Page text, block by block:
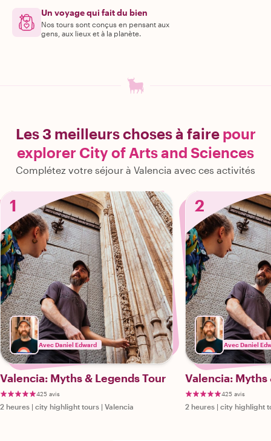
Un voyage qui fait du bien
Nos tours sont conçus en pensant aux
gens, aux lieux et à la planète.
Les 3 meilleurs choses à faire pour
explorer City of Arts and Sciences
Complétez votre séjour à Valencia avec ces activités
1
Avec Daniel Edward
Valencia: Myths & Legends Tour
425 avis
2 heures | city highlight tours | Valencia
2
Avec Daniel
Valencia: Myths
425 avis
2 heures | city highlight